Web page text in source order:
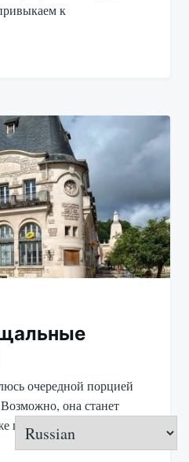
к
очередной порцией
она станет
в Бар-ле-